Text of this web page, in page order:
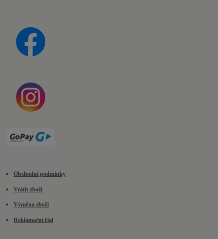
Obchodní podmínky
Vrátit zboží
Výměna zboží
Reklamační řád